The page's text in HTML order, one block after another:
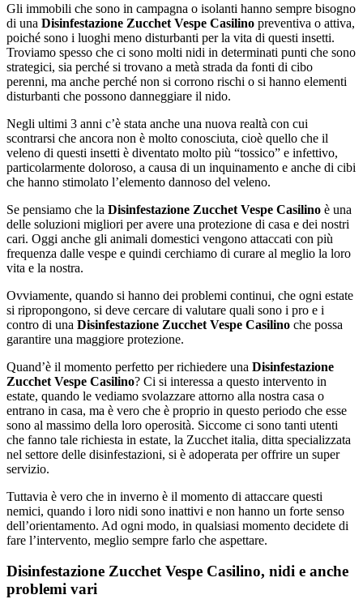
Gli immobili che sono in campagna o isolanti hanno sempre bisogno
di una Disinfestazione Zucchet Vespe Casilino preventiva o attiva,
poiché sono i luoghi meno disturbanti per la vita di questi insetti.
Troviamo spesso che ci sono molti nidi in determinati punti che sono
strategici, sia perché si trovano a metà strada da fonti di cibo
perenni, ma anche perché non si corrono rischi o si hanno elementi
disturbanti che possono danneggiare il nido.
Negli ultimi 3 anni c’è stata anche una nuova realtà con cui
scontrarsi che ancora non è molto conosciuta, cioè quello che il
veleno di questi insetti è diventato molto più “tossico” e infettivo,
particolarmente doloroso, a causa di un inquinamento e anche di cibi
che hanno stimolato l’elemento dannoso del veleno.
Se pensiamo che la Disinfestazione Zucchet Vespe Casilino è una
delle soluzioni migliori per avere una protezione di casa e dei nostri
cari. Oggi anche gli animali domestici vengono attaccati con più
frequenza dalle vespe e quindi cerchiamo di curare al meglio la loro
vita e la nostra.
Ovviamente, quando si hanno dei problemi continui, che ogni estate
si ripropongono, si deve cercare di valutare quali sono i pro e i
contro di una Disinfestazione Zucchet Vespe Casilino che possa
garantire una maggiore protezione.
Quand’è il momento perfetto per richiedere una Disinfestazione
Zucchet Vespe Casilino? Ci si interessa a questo intervento in
estate, quando le vediamo svolazzare attorno alla nostra casa o
entrano in casa, ma è vero che è proprio in questo periodo che esse
sono al massimo della loro operosità. Siccome ci sono tanti utenti
che fanno tale richiesta in estate, la Zucchet italia, ditta specializzata
nel settore delle disinfestazioni, si è adoperata per offrire un super
servizio.
Tuttavia è vero che in inverno è il momento di attaccare questi
nemici, quando i loro nidi sono inattivi e non hanno un forte senso
dell’orientamento. Ad ogni modo, in qualsiasi momento decidete di
fare l’intervento, meglio sempre farlo che aspettare.
Disinfestazione Zucchet Vespe Casilino, nidi e anche
problemi vari